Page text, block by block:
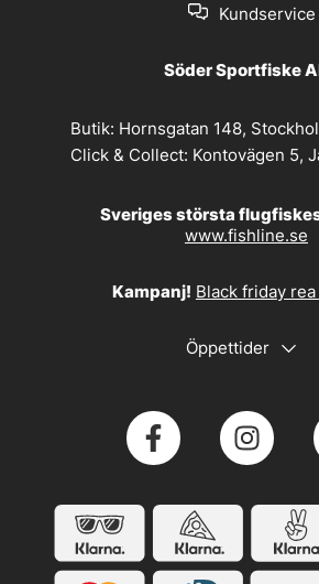
Kundservice
Söder Sportfiske
Butik: Hornsgatan 148,
Click & Collect: Kontovägen 5,
Sveriges största
www.fishline.se
Kampanj! Black friday
Öppettider